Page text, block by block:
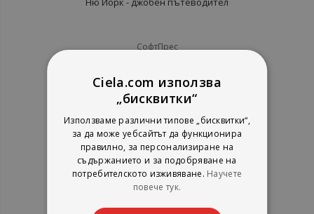
СофтПрес
1%
7,66 €
14,98 лв.
Ciela.com използва
„бисквитки“
Използваме различни типове „бисквитки“,
за да може уебсайтът да функционира
правилно, за персонализиране на
съдържанието и за подобряване на
потребителското изживяване. Научете
повече тук.